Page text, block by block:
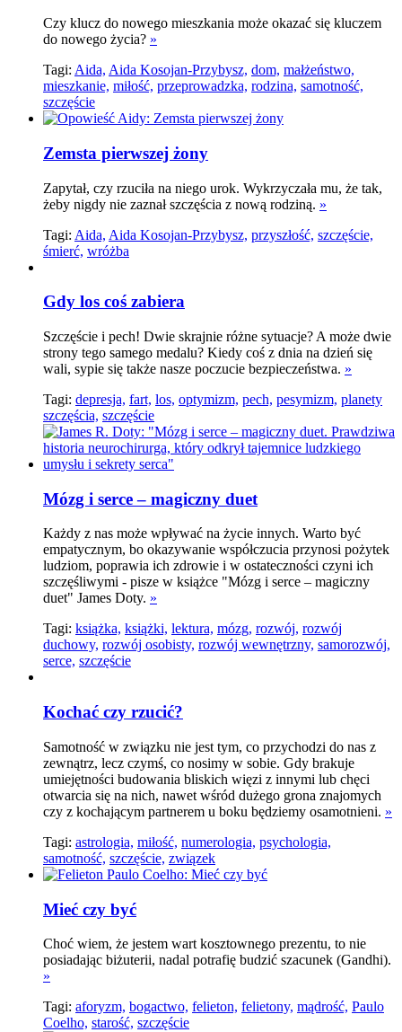
Czy klucz do nowego mieszkania może okazać się kluczem
do nowego życia? »
Tagi: Aida, Aida Kosojan-Przybysz, dom, małżeństwo,
mieszkanie, miłość, przeprowadzka, rodzina, samotność,
szczęście
Zemsta pierwszej żony
Zapytał, czy rzuciła na niego urok. Wykrzyczała mu, że tak,
żeby nigdy nie zaznał szczęścia z nową rodziną. »
Tagi: Aida, Aida Kosojan-Przybysz, przyszłość, szczęście,
śmierć, wróżba
Gdy los coś zabiera
Szczęście i pech! Dwie skrajnie różne sytuacje? A może dwie
strony tego samego medalu? Kiedy coś z dnia na dzień się
wali, sypie się także nasze poczucie bezpieczeństwa. »
Tagi: depresja, fart, los, optymizm, pech, pesymizm, planety
szczęścia, szczęście
Mózg i serce – magiczny duet
Każdy z nas może wpływać na życie innych. Warto być
empatycznym, bo okazywanie współczucia przynosi pożytek
ludziom, poprawia ich zdrowie i w ostateczności czyni ich
szczęśliwymi - pisze w książce "Mózg i serce – magiczny
duet" James Doty. »
Tagi: książka, książki, lektura, mózg, rozwój, rozwój
duchowy, rozwój osobisty, rozwój wewnętrzny, samorozwój,
serce, szczęście
Kochać czy rzucić?
Samotność w związku nie jest tym, co przychodzi do nas z
zewnątrz, lecz czymś, co nosimy w sobie. Gdy brakuje
umiejętności budowania bliskich więzi z innymi lub chęci
otwarcia się na nich, nawet wśród dużego grona znajomych
czy z kochającym partnerem u boku będziemy osamotnieni. »
Tagi: astrologia, miłość, numerologia, psychologia,
samotność, szczęście, związek
Mieć czy być
Choć wiem, że jestem wart kosztownego prezentu, to nie
posiadając biżuterii, nadal potrafię budzić szacunek (Gandhi).
»
Tagi: aforyzm, bogactwo, felieton, felietony, mądrość, Paulo
Coelho, starość, szczęście